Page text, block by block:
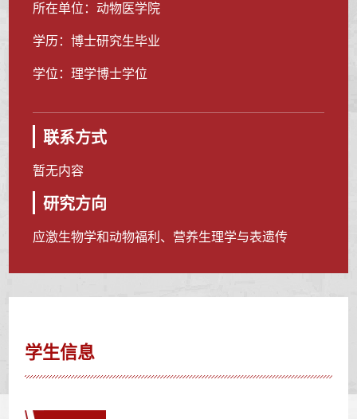
所在单位：动物医学院
学历：博士研究生毕业
学位：理学博士学位
联系方式
暂无内容
研究方向
应激生物学和动物福利、营养生理学与表遗传
学生信息